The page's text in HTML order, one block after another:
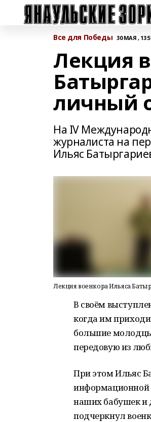
Все для Победы 30 МАЯ ,
Лекция
личный
На IV
журналиста на
Ильяс
Лекция военкора Ильяса
В своём
когда им
большие
передовую из
При этом Ильяс
информационной
наших бабушек и
подчеркнул